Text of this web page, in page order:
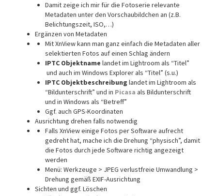
Damit zeige ich mir für die Fotoserie relevante
Metadaten unter den Vorschaubildchen an (z.B.
Belichtungszeit, ISO,…)
Ergänzen von Metadaten
Mit XnView kann man ganz einfach die Metadaten aller
selektierten Fotos auf einen Schlag ändern
IPTC Objektname landet im Lightroom als “Titel”
und auch im Windows Explorer als “Titel” (s.u.)
IPTC Objektbeschreibung landet im Lightroom als
“Bildunterschrift” und in Picasa als Bildunterschrift
und in Windows als “Betreff”
Ggf. auch GPS-Koordinaten
Ausrichtung drehen falls notwendig
Falls XnView einige Fotos per Software aufrecht
gedreht hat, mache ich die Drehung “physisch”, damit
die Fotos durch jede Software richtig angezeigt
werden
Menü: Werkzeuge > JPEG verlustfreie Umwandlung >
Drehung gemäß EXIF-Ausrichtung
Sichten und ggf. Löschen